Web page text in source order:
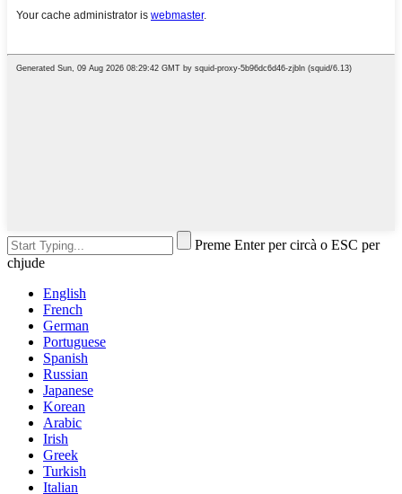
Preme Enter per circà o ESC per
chjude
English
French
German
Portuguese
Spanish
Russian
Japanese
Korean
Arabic
Irish
Greek
Turkish
Italian